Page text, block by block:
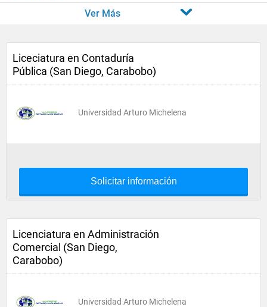
Ver Más
Liceciatura en Contaduría
Pública (San Diego, Carabobo)
Universidad Arturo Michelena
Solicitar información
Licenciatura en Administración
Comercial (San Diego,
Carabobo)
Universidad Arturo Michelena